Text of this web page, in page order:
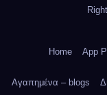
Home App
Αγαπημένα – blogs